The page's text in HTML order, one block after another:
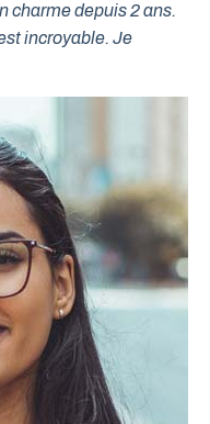
charme depuis 2 ans.
incroyable. Je